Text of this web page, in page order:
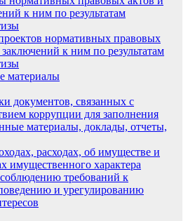
к ним по результатам
нормативных правовых
к ним по результатам
материалы
документов, связанных с
коррупции для заполнения
материалы, доклады, отчеты,
расходах, об имуществе и
имущественного характера
требований к
и урегулированию